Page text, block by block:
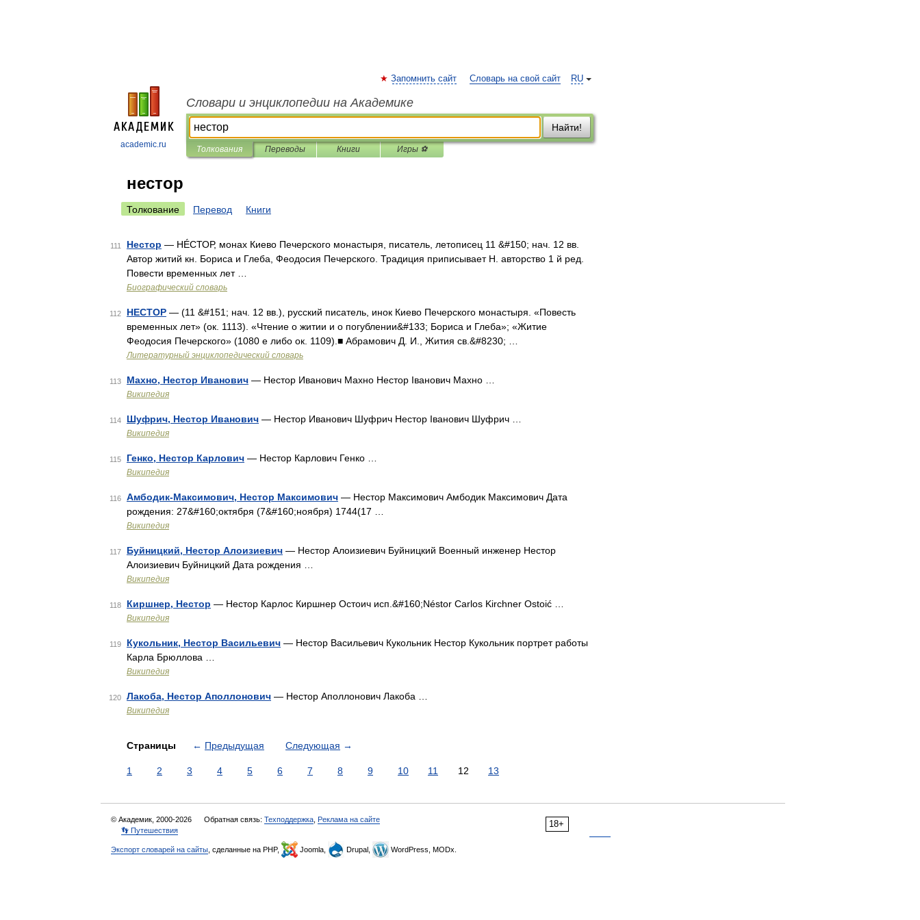
academic.ru
RU
Запомнить сайт Словарь на свой сайт
Словари и энциклопедии на Академике
Найти!
Толкования Переводы Книги Игры ⚽
нестор
Толкование Перевод Книги
111 Нестор — НÉСТОР, монах Киево Печерского монастыря, писатель, летописец 11 &#150; нач. 12 вв.
Автор житий кн. Бориса и Глеба, Феодосия Печерского. Традиция приписывает Н. авторство 1 й ред.
Повести временных лет …
Биографический словарь
112 НЕСТОР — (11 &#151; нач. 12 вв.), русский писатель, инок Киево Печерского монастыря. «Повесть
временных лет» (ок. 1113). «Чтение о житии и о погублении&#133; Бориса и Глеба»; «Житие
Феодосия Печерского» (1080 е либо ок. 1109).■ Абрамович Д. И., Жития св.&#8230; …
Литературный энциклопедический словарь
113 Махно, Нестор Иванович — Нестор Иванович Махно Нестор Іванович Махно …
Википедия
114 Шуфрич, Нестор Иванович — Нестор Иванович Шуфрич Нестор Іванович Шуфрич …
Википедия
115 Генко, Нестор Карлович — Нестор Карлович Генко …
Википедия
116 Амбодик-Максимович, Нестор Максимович — Нестор Максимович Амбодик Максимович Дата
рождения: 27&#160;октября (7&#160;ноября) 1744(17 …
Википедия
117 Буйницкий, Нестор Алоизиевич — Нестор Алоизиевич Буйницкий Военный инженер Нестор
Алоизиевич Буйницкий Дата рождения …
Википедия
118 Киршнер, Нестор — Нестор Карлос Киршнер Остоич исп.&#160;Néstor Carlos Kirchner Ostoić …
Википедия
119 Кукольник, Нестор Васильевич — Нестор Васильевич Кукольник Нестор Кукольник портрет работы
Карла Брюллова …
Википедия
120 Лакоба, Нестор Аполлонович — Нестор Аполлонович Лакоба …
Википедия
Страницы ← Предыдущая Следующая →
1 2 3 4 5 6 7 8 9 10 11 12 13
18+
© Академик, 2000-2026 Обратная связь: Техподдержка Реклама на сайте
👣 Путешествия
Экспорт словарей на сайты , сделанные на PHP, Joomla, Drupal, WordPress, MODx.